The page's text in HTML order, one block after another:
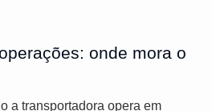
onde mora o
a transportadora opera em